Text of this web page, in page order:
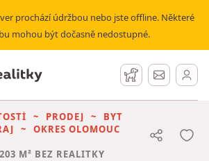
prochází údržbou nebo jste offline. Některé
mohou být dočasně nedostupné.
Hlídací pes
Zprávy
PRODEJ
BYT
OKRES OLOMOUC
M² BEZ REALITKY